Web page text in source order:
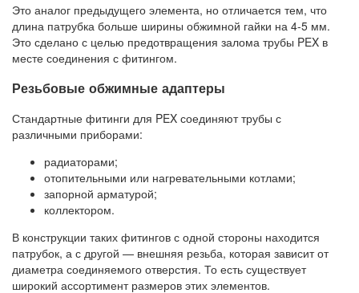
Это аналог предыдущего элемента, но отличается тем, что
длина патрубка больше ширины обжимной гайки на 4-5 мм.
Это сделано с целью предотвращения залома трубы PEX в
месте соединения с фитингом.
Резьбовые обжимные адаптеры
Стандартные фитинги для PEX соединяют трубы с
различными приборами:
радиаторами;
отопительными или нагревательными котлами;
запорной арматурой;
коллектором.
В конструкции таких фитингов с одной стороны находится
патрубок, а с другой — внешняя резьба, которая зависит от
диаметра соединяемого отверстия. То есть существует
широкий ассортимент размеров этих элементов.